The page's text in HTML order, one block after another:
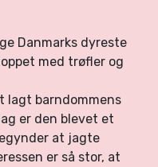
Danmarks dyreste
med trøfler og
lagt barndommens
er den blevet et
at jagte
er så stor, at